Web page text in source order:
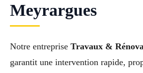
Meyrargues
Notre entreprise Travaux &
garantit une intervention rapide,